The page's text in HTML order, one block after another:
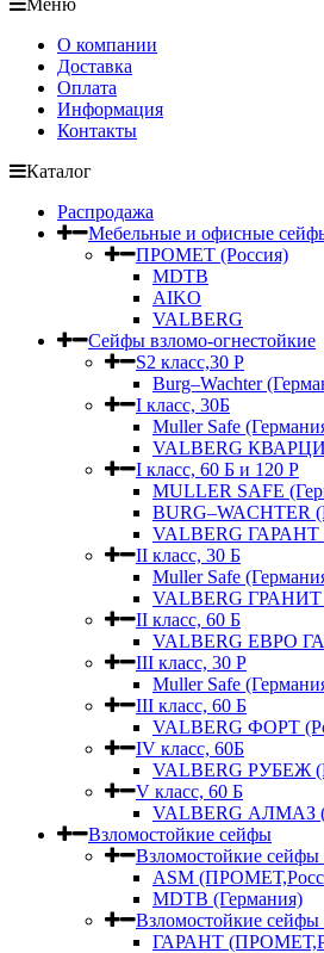
Меню
О компании
Доставка
Оплата
Информация
Контакты
Каталог
Распродажа
Мебельные и офисные
ПРОМЕТ (Россия)
MDTB
AIKO
VALBERG
Сейфы взломо-огнестойкие
S2 класс,30 Р
Burg–Wachter
I класс, 30Б
Muller Safe
VALBERG
I класс, 60 Б и 120 Р
MULLER SAFE
BURG–WACHTER
VALBERG
II класс, 30 Б
Muller Safe
VALBERG
II класс, 60 Б
VALBERG ЕВРО
III класс, 30 Р
Muller Safe
III класс, 60 Б
VALBERG ФОРТ
IV класс, 60Б
VALBERG РУБЕЖ
V класс, 60 Б
VALBERG АЛМАЗ
Взломостойкие сейфы
Взломостойкие сейфы
ASM
MDTB (Германия)
Взломостойкие сейфы
ГАРАНТ